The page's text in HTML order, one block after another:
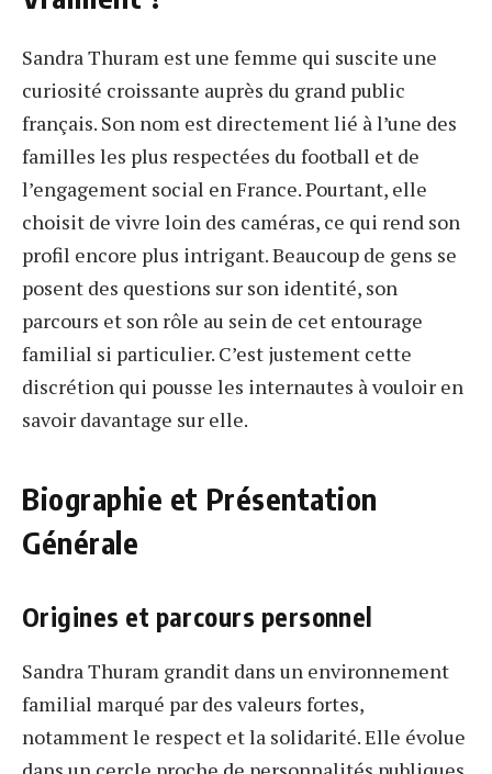
Sandra Thuram est une femme qui suscite une
curiosité croissante auprès du grand public
français. Son nom est directement lié à l’une des
familles les plus respectées du football et de
l’engagement social en France. Pourtant, elle
choisit de vivre loin des caméras, ce qui rend son
profil encore plus intrigant. Beaucoup de gens se
posent des questions sur son identité, son
parcours et son rôle au sein de cet entourage
familial si particulier. C’est justement cette
discrétion qui pousse les internautes à vouloir en
savoir davantage sur elle.
Biographie et Présentation
Générale
Origines et parcours personnel
Sandra Thuram grandit dans un environnement
familial marqué par des valeurs fortes,
notamment le respect et la solidarité. Elle évolue